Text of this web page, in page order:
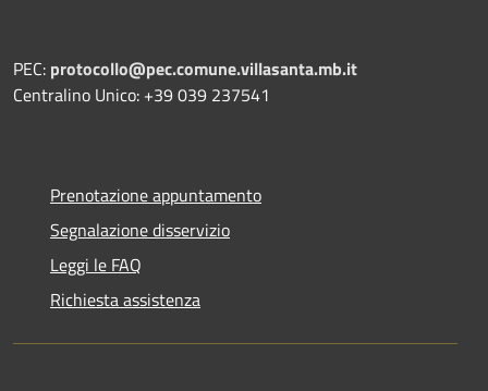
PEC: protocollo@pec.comune.villasanta.mb.it
Centralino Unico: +39 039 237541
Prenotazione appuntamento
Segnalazione disservizio
Leggi le FAQ
Richiesta assistenza